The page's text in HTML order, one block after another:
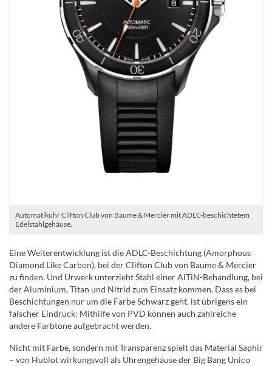
Automatikuhr Clifton Club von Baume & Mercier mit ADLC-beschichtetem
Edelstahlgehäuse.
Eine Weiterentwicklung ist die ADLC-Beschichtung (Amorphous
Diamond Like Carbon), bei der Clifton Club von Baume & Mercier
zu finden. Und Urwerk unterzieht Stahl einer AlTiN-Behandlung, bei
der Aluminium, Titan und Nitrid zum Einsatz kommen. Dass es bei
Beschichtungen nur um die Farbe Schwarz geht, ist übrigens ein
falscher Eindruck: Mithilfe von PVD können auch zahlreiche
andere Farbtöne aufgebracht werden.
Nicht mit Farbe, sondern mit Transparenz spielt das Material Saphir
– von Hublot wirkungsvoll als Uhrengehäuse der Big Bang Unico